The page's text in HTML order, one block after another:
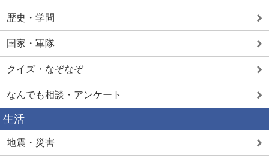
歴史・学問
国家・軍隊
クイズ・なぞなぞ
なんでも相談・アンケート
生活
地震・災害